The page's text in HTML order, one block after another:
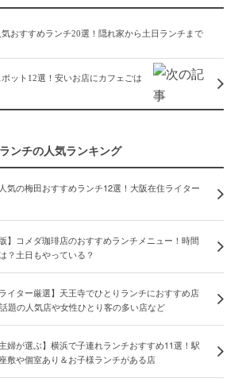
おすすめランチ20選！隠れ家から土日ランチまで
ット12選！安いお店にカフェごは
ランチの人気ランキング
気の梅田おすすめランチ12選！大阪在住ライター
版】コメダ珈琲店のおすすめランチメニュー！時間
？土日もやっている？
ライター厳選】天王寺でひとりランチにおすすめ店
題の人気店や女性ひとり客の多い店など
主婦が選ぶ】横浜で子連れランチおすすめ11選！駅
敷や個室あり＆お子様ランチがある店